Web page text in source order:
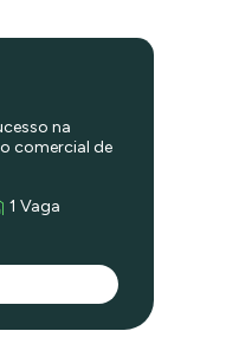
na
comercial de
da
conjunto
que você
prosperar:
Avenida
1 Vaga